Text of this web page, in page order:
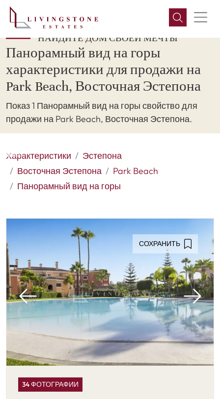
НАЙДИТЕ ДОМ СВОЕЙ МЕЧТЫ
Панорамный вид на горы
характеристики для продажи на
Park Beach, Восточная Эстепона
Показ 1 Панорамный вид на горы свойство для
продажи на Park Beach, Восточная Эстепона.
Характеристики
Эстепона
Восточная Эстепона
Park Beach
Панорамный вид на горы
СОХРАНИТЬ
34 ФОТОГРАФИИ